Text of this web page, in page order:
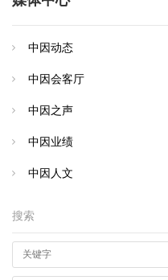
中因动态
中因会客厅
中因之声
中因业绩
中因人文
搜索